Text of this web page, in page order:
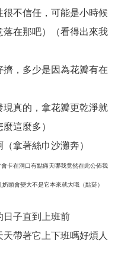
不信任，可能是小時候
在那吧）（看得出來我
，多少是因為花瓣有在
真的，拿花瓣更乾淨就
這麼多）
拿著絲巾沙灘奔）
卡在洞口有點痛天哪我竟然在此公佈我
頭會變大不是它本來就大哦（點菸）
日子直到上班前
帶著它上下班嗎好煩人